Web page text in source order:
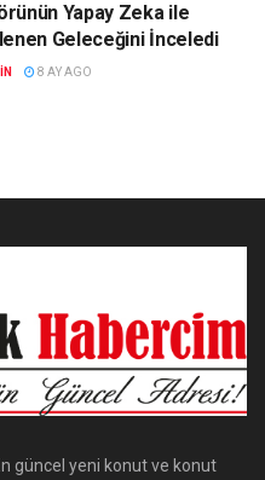
Yapay Zeka ile
Geleceğini İnceledi
8 AY AGO
güncel yeni konut ve konut